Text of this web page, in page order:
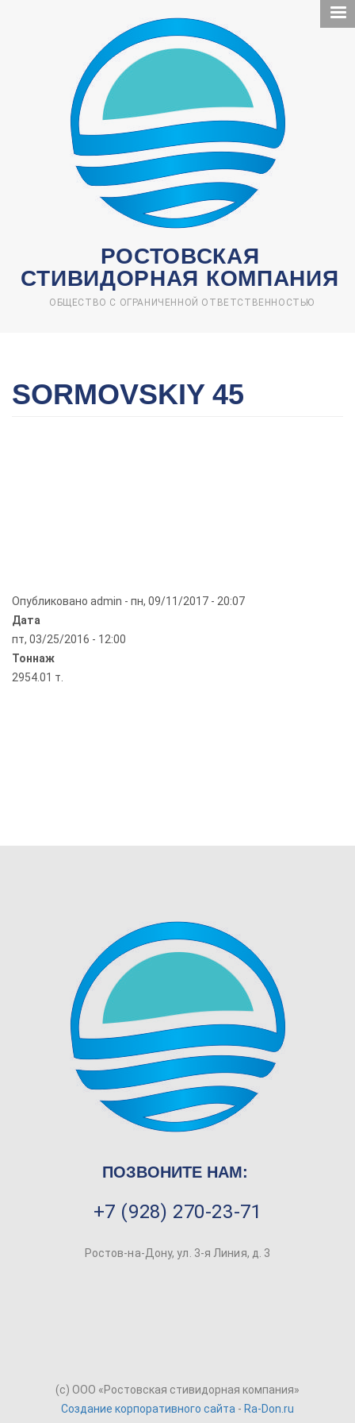
РОСТОВСКАЯ
СТИВИДОРНАЯ КОМПАНИЯ
ОБЩЕСТВО С ОГРАНИЧЕННОЙ ОТВЕТСТВЕННОСТЬЮ
SORMOVSKIY 45
Опубликовано admin - пн, 09/11/2017 - 20:07
Дата
пт, 03/25/2016 - 12:00
Тоннаж
2954.01 т.
ПОЗВОНИТЕ НАМ:
+7 (928) 270-23-71
Ростов-на-Дону, ул. 3-я Линия, д. 3
(c) ООО «Ростовская стивидорная компания»
Создание корпоративного сайта - Ra-Don.ru